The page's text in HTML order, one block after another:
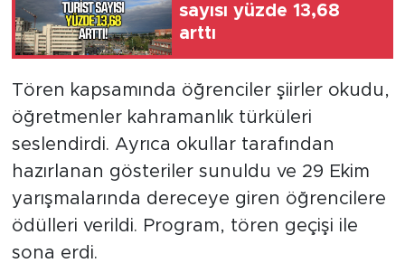
sayısı yüzde 13,68
arttı
Tören kapsamında öğrenciler şiirler okudu,
öğretmenler kahramanlık türküleri
seslendirdi. Ayrıca okullar tarafından
hazırlanan gösteriler sunuldu ve 29 Ekim
yarışmalarında dereceye giren öğrencilere
ödülleri verildi. Program, tören geçişi ile
sona erdi.